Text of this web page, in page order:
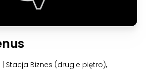
| Stacja Biznes (drugie piętro),